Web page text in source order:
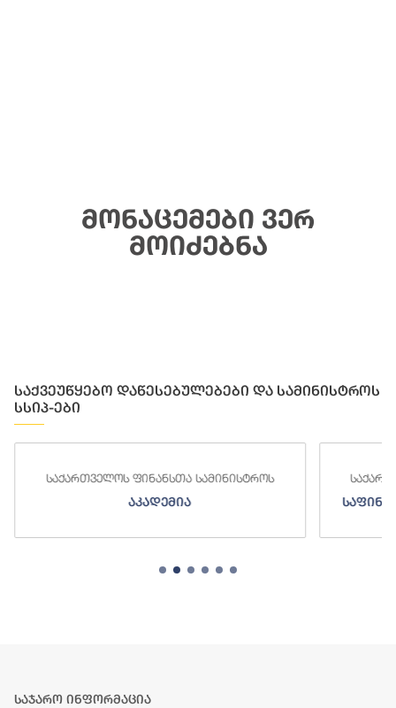
მონაცემები ვერ
მოიძებნა
საქვეუწყებო დაწესებულებები და სამინისტროს
სსიპ-ები
საქართველოს ფინანსთა სამინისტროს
აკადემია
საჯარო ინფორმაცია